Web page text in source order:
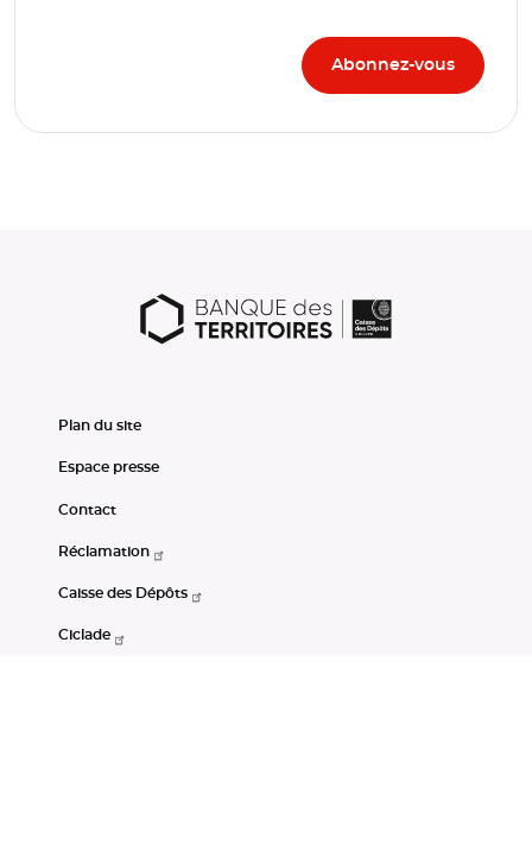
Plan du site
Espace presse
Contact
Réclamation
Caisse des Dépôts
Ciclade